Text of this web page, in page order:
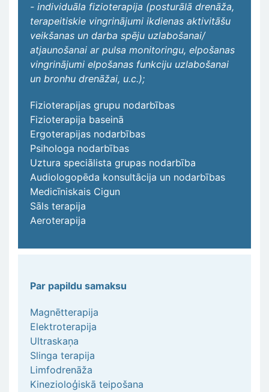
- individuāla fizioterapija (posturālā drenāža,
terapeitiskie vingrinājumi ikdienas aktivitāšu
veikšanas un darba spēju uzlabošanai/
atjaunošanai ar pulsa monitoringu, elpošanas
vingrinājumi elpošanas funkciju uzlabošanai
un bronhu drenāžai, u.c.);
Fizioterapijas grupu nodarbības
Fizioterapija baseinā
Ergoterapijas nodarbības
Psihologa nodarbības
Uztura speciālista grupas nodarbība
Audiologopēda konsultācija un nodarbības
Medicīniskais Cigun
Sāls terapija
Aeroterapija
Par papildu samaksu
Magnētterapija
Elektroterapija
Ultraskaņa
Slinga terapija
Limfodrenāža
Kinezioloģiskā teipošana